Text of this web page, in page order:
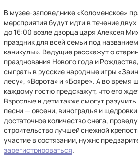
В музее-заповеднике «Коломенское»
мероприятия будут идти в течение
до 16:00 возле дворца царя Алексея
праздник для всей семьи под
каникулы». Ведущие расскажут о
празднования Нового года и
сыграть в русские народные игры
лесу», «Ворота» и «Бояре». А во время
каждому гостю предскажут, что его
Взрослые и дети также смогут
песни — овсени, виноградья и
достаточное количество снега,
строительство лучшей снежной
участие в состязании, нужно
зарегистрироваться.